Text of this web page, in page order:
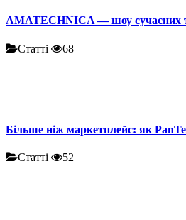
AMATECHNICA — шоу сучасних
Статті 68
Більше ніж маркетплейс: як
Статті 52